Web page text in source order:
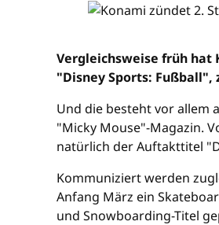
Vergleichsweise früh hat
"Disney Sports:
Und die besteht vor allem
"Micky Mouse"-Magazin.
natürlich der Auftakttitel
Kommuniziert werden
Anfang März ein
und Snowboarding-Titel